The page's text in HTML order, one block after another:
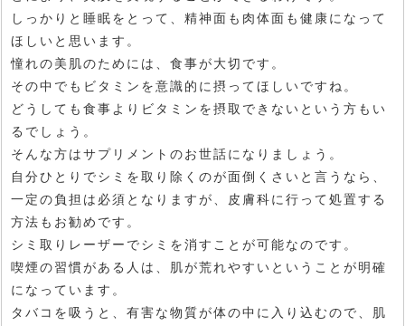
しっかりと睡眠をとって、精神面も肉体面も健康になって
ほしいと思います。
憧れの美肌のためには、食事が大切です。
その中でもビタミンを意識的に摂ってほしいですね。
どうしても食事よりビタミンを摂取できないという方もい
るでしょう。
そんな方はサプリメントのお世話になりましょう。
自分ひとりでシミを取り除くのが面倒くさいと言うなら、
一定の負担は必須となりますが、皮膚科に行って処置する
方法もお勧めです。
シミ取りレーザーでシミを消すことが可能なのです。
喫煙の習慣がある人は、肌が荒れやすいということが明確
になっています。
タバコを吸うと、有害な物質が体の中に入り込むので、肌